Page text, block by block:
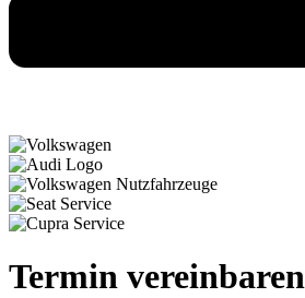
Termin vereinbaren